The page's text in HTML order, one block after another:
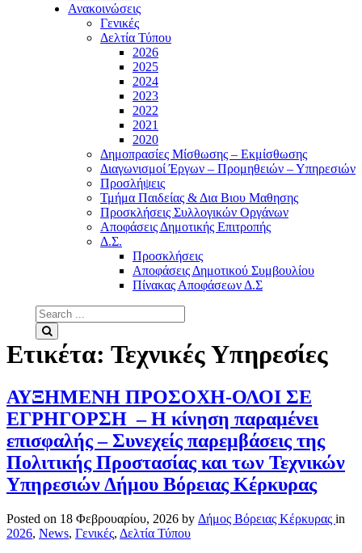
Ανακοινώσεις
Γενικές
Δελτία Τύπου
2026
2025
2024
2023
2022
2021
2020
Δημοπρασίες Μίσθωσης – Εκμίσθωσης
Διαγωνισμοί Έργων – Προμηθειών – Υπηρεσιών
Προσλήψεις
Τμήμα Παιδείας & Δια Βιου Μαθησης
Προσκλήσεις Συλλογικών Οργάνων
Αποφάσεις Δημοτικής Επιτροπής
Δ.Σ.
Προσκλήσεις
Αποφάσεις Δημοτικού Συμβουλίου
Πίνακας Αποφάσεων Δ.Σ
Search
for:
Ετικέτα: Τεχνικές Υπηρεσίες
ΑΥΞΗΜΕΝΗ ΠΡΟΣΟΧΗ-ΟΛΟΙ ΣΕ
ΕΓΡΗΓΟΡΣΗ – Η κίνηση παραμένει
επισφαλής – Συνεχείς παρεμβάσεις της
Πολιτικής Προστασίας και των Τεχνικών
Υπηρεσιών Δήμου Βόρειας Κέρκυρας
Posted on 18 Φεβρουαρίου, 2026 by Δήμος Βόρειας Κέρκυρας in
2026, News, Γενικές, Δελτία Τύπου